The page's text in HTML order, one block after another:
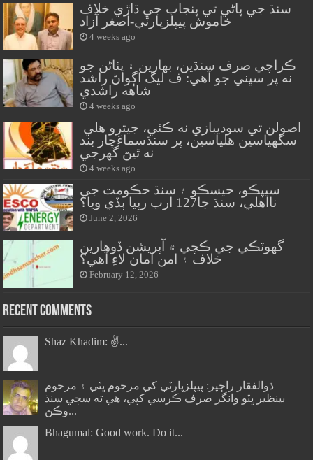
سنڌ جي پاڻي تي پنجاب جي ڌاڙي خلاف
خاموش پيپلزپارٽي-اصغر آزاد
4 weeks ago
ڪراچي صرف سنڌين، بهارين ۽ پٺاڻن جو
نه پر سڀني جو آهي: ف ليگ اڳواڻ راشد
شاهه راشدي
4 weeks ago
سگهياسين هلياسين، پر سنڌسماءَچار بند
نه ٿيڻ گهرجي
4 weeks ago
سيپڪو، حيسڪو ۽ سنڌ حڪومت جي
نااهلي، سنڌ جا127 ارب رپيا ٻڏي ويا؟
June 2, 2026
گهوٽڪي جي ڪچي ۾ آپريشن ڏوهارين
خلاف ۽ امن امان لاءِ آهي؟
February 12, 2026
Recent Comments
Shaz Khadim: ✌️...
ذوالفقار راڄپر: پيپلزپارٽي کي مرحوم ڀٽي ۽ مرحوم
بينظير ڀٽو وانگر صرف ڪرسي کپي، هي ته سڄي سنڌ
وڪڻ...
Bhagumal: Good work. Do it...